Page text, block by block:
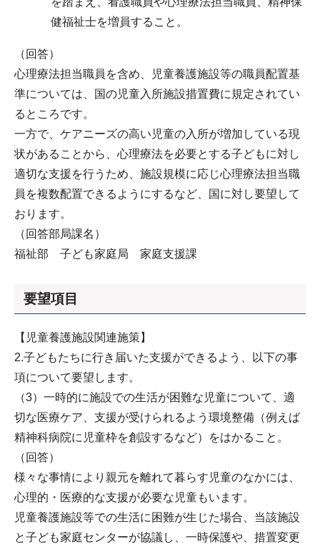
健福祉士を増員すること。
（回答）
心理療法担当職員を含め、児童養護施設等の職員配置基
準については、国の児童入所施設措置費に規定されてい
るところです。
一方で、ケアニーズの高い児童の入所が増加している現
状があることから、心理療法を必要とする子どもに対し
適切な支援を行うため、施設規模に応じ心理療法担当職
員を複数配置できるようにするなど、国に対し要望して
おります。
（回答部局課名）
福祉部 子ども家庭局 家庭支援課
要望項目
【児童養護施設関連施策】
2.子どもたちに行き届いた支援ができるよう、以下の事
項について要望します。
（3）一時的に施設での生活が困難な児童について、適
切な医療ケア、支援が受けられるよう環境整備（例えば
精神科病院に児童枠を創設するなど）をはかること。
（回答）
様々な事情により親元を離れて暮らす児童のなかには、
心理的・医療的な支援が必要な児童もいます。
児童養護施設等での生活に困難が生じた場合、当該施設
と子ども家庭センターが協議し、一時保護や、措置変更